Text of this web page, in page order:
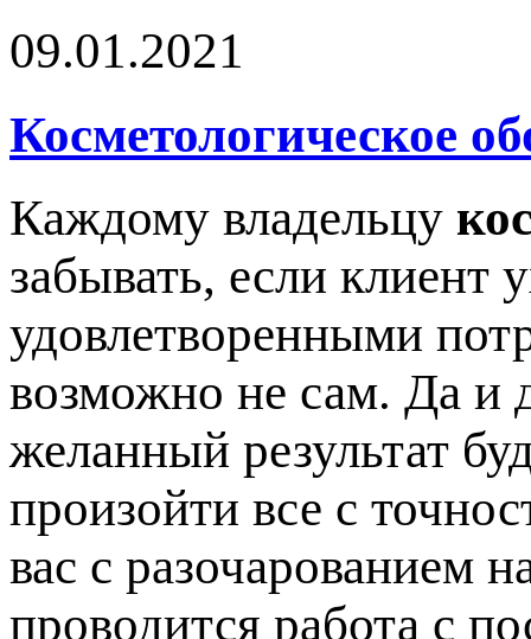
09.01.2021
Косметологическое
Каждому владельцу
забывать, если клиент
удовлетворенными
возможно не сам. Да и
желанный результат
произойти все с
вас с разочарованием
проводится работа с